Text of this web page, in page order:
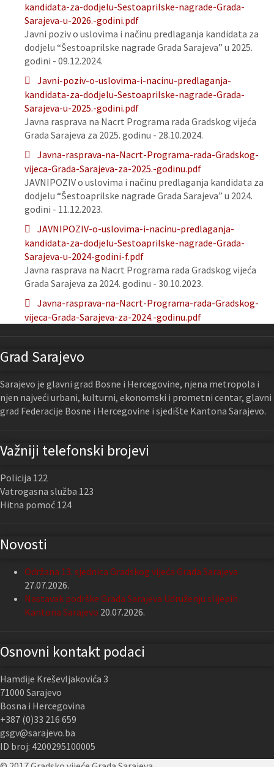
kandidata-za-dodjelu-Sestoaprilske-nagrade-Grada-
Sarajeva-u-2026.-godini.pdf
Javni poziv o uslovima i načinu predlaganja kandidata za
dodjelu “Šestoaprilske nagrade Grada Sarajeva” u 2025.
godini - 09.12.2024.
Javni-poziv-o-uslovima-i-nacinu-predlaganja-
kandidata-za-dodjelu-Sestoaprilske-nagrade-Grada-
Sarajeva-u-2025.-godini.pdf
Javna rasprava na Nacrt Programa rada Gradskog vijeća
Grada Sarajeva za 2025. godinu - 28.10.2024.
Javna-rasprava-na-Nacrt-Programa-rada-Gradskog-
vijeca-Grada-Sarajeva-za-2025.-godinu.pdf
JAVNIPOZIV o uslovima i načinu predlaganja kandidata za
dodjelu “Šestoaprilske nagrade Grada Sarajeva” u 2024.
godini - 11.12.2023.
JAVNIPOZIV-o-uslovima-i-nacinu-predlaganja-
kandidata-za-dodjelu-Sestoaprilske-nagrade-Grada-
Sarajeva-u-2024-godini-f.pdf
Javna rasprava na Nacrt Programa rada Gradskog vijeća
Grada Sarajeva za 2024. godinu - 30.10.2023.
Javna-rasprava-na-Nacrt-Programa-rada-Gradskog-
vijeca-Grada-Sarajeva-za-2024.-godinu.pdf
Grad Sarajevo
Sarajevo je glavni grad Bosne i Hercegovine, njena metropola i
njen najveći urbani, kulturni, ekonomski i prometni centar, glavni
grad Federacije Bosne i Hercegovine i sjedište Kantona Sarajevo.
Važniji telefonski brojevi
Policija 122
Vatrogasna služba 123
Hitna pomoć 124
Novosti
Održana 13. sjednica Gradskog vijeća Grada Sarajeva
27.07.2026.
Nastavak podrške Grada Sarajeva Udruženju slijepih
Kantona Sarajevo 20.07.2026.
Osnovni kontakt podaci
Hamdije Kreševljakovića 3
71000 Sarajevo
Bosna i Hercegovina
+387 (0)33 216 659
gsgv@sarajevo.ba
ID broj: 4200295100005